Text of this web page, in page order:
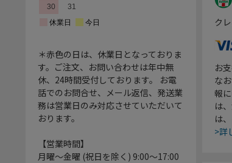
＊赤色の日は、休業日となっておりま
す。ご注文、お問い合わせは年中無
休、24時間受付しております。 お電
話でのお問合せ、メール返信、発送業
務は営業日のみ対応させていただいて
おります。
【営業時間】
月曜～金曜 (祝日を除く) 9:00～17:00
ク
お
な
報
は
は
>詳